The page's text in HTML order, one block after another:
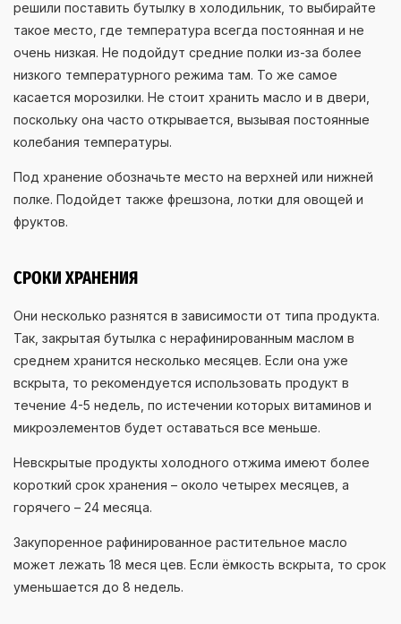
решили поставить бутылку в холодильник, то выбирайте
такое место, где температура всегда постоянная и не
очень низкая. Не подойдут средние полки из-за более
низкого температурного режима там. То же самое
касается морозилки. Не стоит хранить масло и в двери,
поскольку она часто открывается, вызывая постоянные
колебания температуры.
Под хранение обозначьте место на верхней или нижней
полке. Подойдет также фрешзона, лотки для овощей и
фруктов.
СРОКИ ХРАНЕНИЯ
Они несколько разнятся в зависимости от типа продукта.
Так, закрытая бутылка с нерафинированным маслом в
среднем хранится несколько месяцев. Если она уже
вскрыта, то рекомендуется использовать продукт в
течение 4-5 недель, по истечении которых витаминов и
микроэлементов будет оставаться все меньше.
Невскрытые продукты холодного отжима имеют более
короткий срок хранения – около четырех месяцев, а
горячего – 24 месяца.
Закупоренное рафинированное растительное масло
может лежать 18 меся цев. Если ёмкость вскрыта, то срок
уменьшается до 8 недель.